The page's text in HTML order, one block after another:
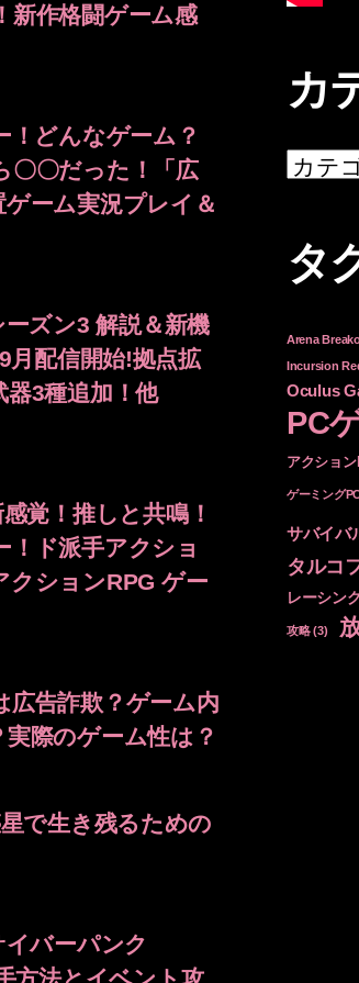
新作格闘ゲーム感
どんなゲーム？
〇〇だった！「広
ーム実況プレイ＆
ズン3 解説＆新機
配信開始!拠点拡
3種追加！他
覚！推しと共鳴！
！ド派手アクショ
クションRPG ゲー
広告詐欺？ゲーム内
際のゲーム性は？
で生き残るための
イバーパンク
方法とイベント攻
カ
カ
テ
ー
タ
Arena
Incursion
Oculus
PC
アクショ
ゲーミング
サバイバ
タルコ
レーシン
攻略(3)